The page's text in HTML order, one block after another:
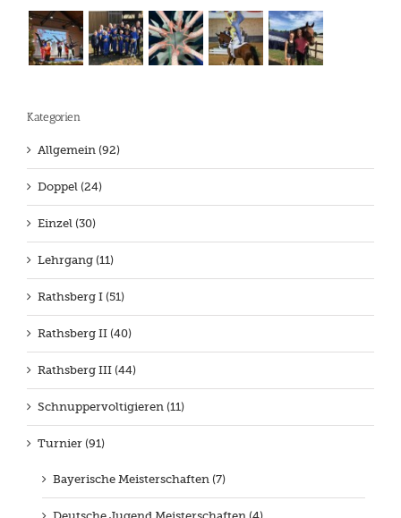
Kategorien
Allgemein (92)
Doppel (24)
Einzel (30)
Lehrgang (11)
Rathsberg I (51)
Rathsberg II (40)
Rathsberg III (44)
Schnuppervoltigieren (11)
Turnier (91)
Bayerische Meisterschaften (7)